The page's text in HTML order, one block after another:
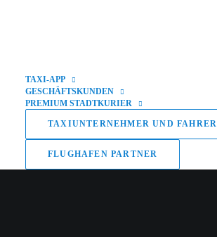
TAXI-APP
GESCHÄFTSKUNDEN
PREMIUM STADTKURIER
TAXIUNTERNEHMER UND FAHRER
FLUGHAFEN PARTNER